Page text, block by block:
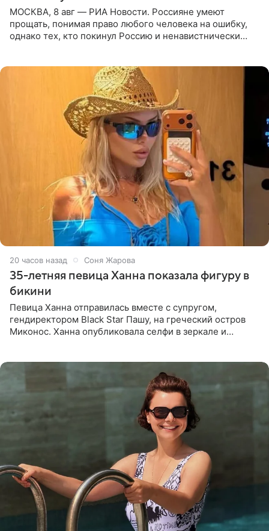
МОСКВА, 8 авг — РИА Новости. Россияне умеют
прощать, понимая право любого человека на ошибку,
однако тех, кто покинул Россию и ненавистнически
20 часов назад Соня Жарова
35-летняя певица Ханна показала фигуру в
бикини
Певица Ханна отправилась вместе с супругом,
гендиректором Black Star Пашу, на греческий остров
Миконос. Ханна опубликовала селфи в зеркале и